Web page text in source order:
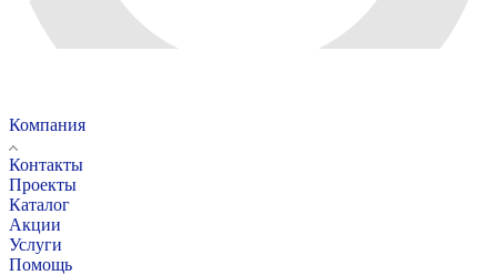
Компания
Контакты
Проекты
Каталог
Акции
Услуги
Помощь